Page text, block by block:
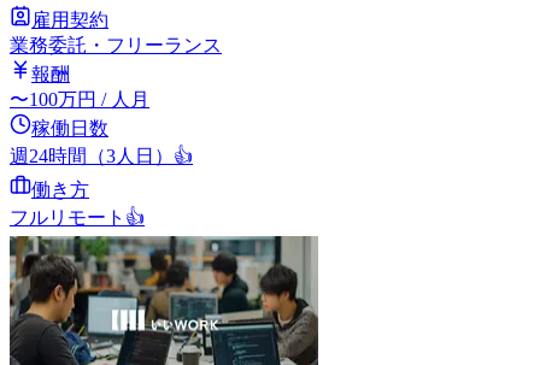
雇用契約
業務委託・フリーランス
報酬
〜100万円 / 人月
稼働日数
週24時間（3人日） 👍
働き方
フルリモート 👍